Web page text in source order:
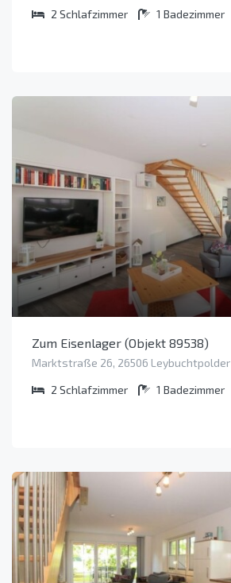
2 Schlafzimmer 1 Badezimmer
Zum Eisenlager (Objekt 89538)
Marktstraße 26, 26506 Leybuchtpolder
2 Schlafzimmer 1 Badezimmer